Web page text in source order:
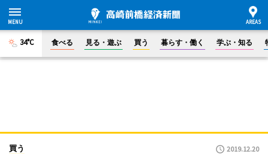
34°C 食べる 見る・遊ぶ 買う 暮らす・働く 学ぶ・知る
買う 2019.12.20